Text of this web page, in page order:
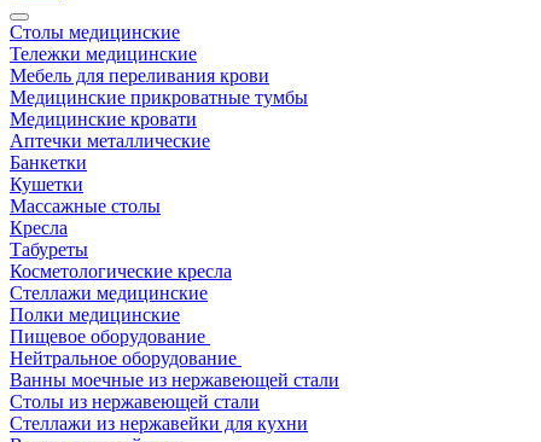
Столы медицинские
Тележки медицинские
Мебель для переливания крови
Медицинские прикроватные тумбы
Медицинские кровати
Аптечки металлические
Банкетки
Кушетки
Массажные столы
Кресла
Табуреты
Косметологические кресла
Стеллажи медицинские
Полки медицинские
Пищевое оборудование
Нейтральное оборудование
Ванны моечные из нержавеющей стали
Столы из нержавеющей стали
Стеллажи из нержавейки для кухни